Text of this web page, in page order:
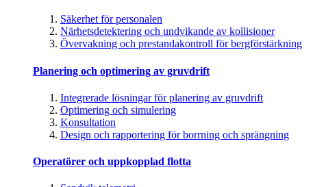
Säkerhet för personalen
Närhetsdetektering och undvikande av kollisioner
Övervakning och prestandakontroll för bergförstärkning
Planering och optimering av gruvdrift
Integrerade lösningar för planering av gruvdrift
Optimering och simulering
Konsultation
Design och rapportering för borrning och sprängning
Operatörer och uppkopplad flotta